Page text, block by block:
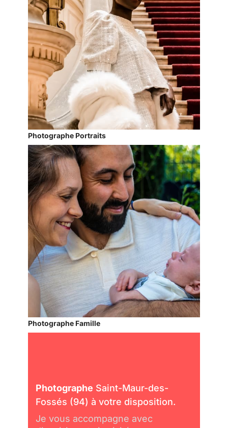
Photographe Portraits
Photographe Famille
Photographe Saint-Maur-des-
Fossés (94) à votre disposition.
Je vous accompagne avec